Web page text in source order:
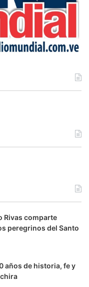
Rivas comparte
peregrinos del Santo
años de historia, fe y